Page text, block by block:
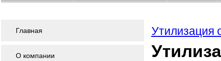
Утилизация
Главная
О компании